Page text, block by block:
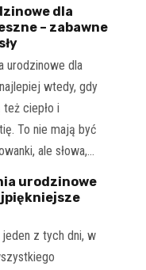
dla
– zabawne
urodzinowe dla
wtedy, gdy
ciepło i
To nie mają być
ale słowa,…
urodzinowe
z tych dni, w